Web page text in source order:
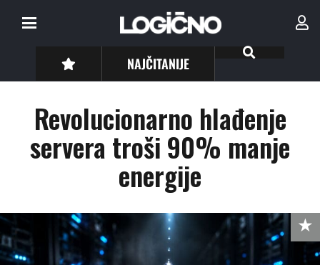
NAJČITANIJE
Revolucionarno hlađenje
servera troši 90% manje
energije